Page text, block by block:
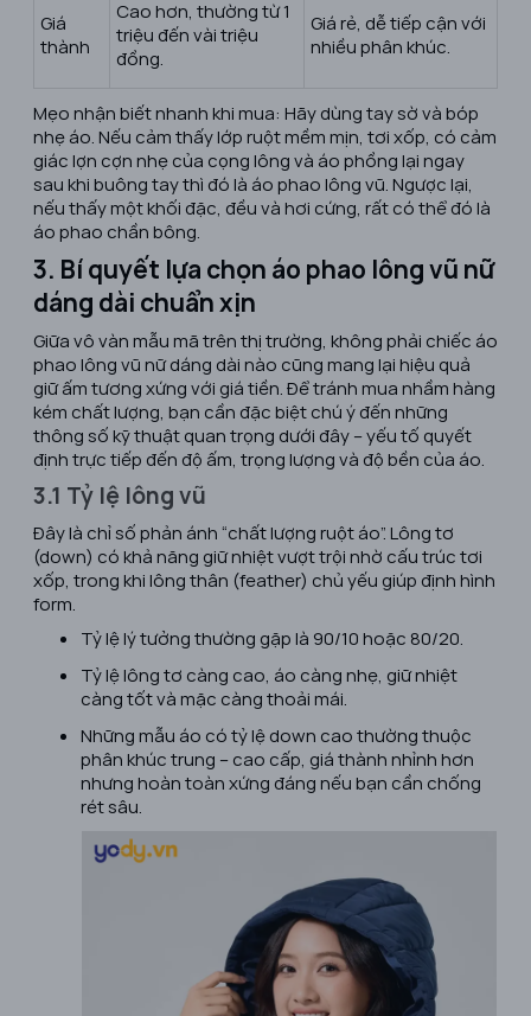
Giá
thành
Cao hơn, thường từ 1
triệu đến vài triệu
đồng.
Giá rẻ, dễ tiếp cận với
nhiều phân khúc.
Mẹo nhận biết nhanh khi mua: Hãy dùng tay sờ và bóp
nhẹ áo. Nếu cảm thấy lớp ruột mềm mịn, tơi xốp, có cảm
giác lợn cợn nhẹ của cọng lông và áo phồng lại ngay
sau khi buông tay thì đó là áo phao lông vũ. Ngược lại,
nếu thấy một khối đặc, đều và hơi cứng, rất có thể đó là
áo phao chần bông.
3. Bí quyết lựa chọn áo phao lông vũ nữ
dáng dài chuẩn xịn
Giữa vô vàn mẫu mã trên thị trường, không phải chiếc áo
phao lông vũ nữ dáng dài nào cũng mang lại hiệu quả
giữ ấm tương xứng với giá tiền. Để tránh mua nhầm hàng
kém chất lượng, bạn cần đặc biệt chú ý đến những
thông số kỹ thuật quan trọng dưới đây – yếu tố quyết
định trực tiếp đến độ ấm, trọng lượng và độ bền của áo.
3.1 Tỷ lệ lông vũ
Đây là chỉ số phản ánh “chất lượng ruột áo”. Lông tơ
(down) có khả năng giữ nhiệt vượt trội nhờ cấu trúc tơi
xốp, trong khi lông thân (feather) chủ yếu giúp định hình
form.
Tỷ lệ lý tưởng thường gặp là 90/10 hoặc 80/20.
Tỷ lệ lông tơ càng cao, áo càng nhẹ, giữ nhiệt
càng tốt và mặc càng thoải mái.
Những mẫu áo có tỷ lệ down cao thường thuộc
phân khúc trung – cao cấp, giá thành nhỉnh hơn
nhưng hoàn toàn xứng đáng nếu bạn cần chống
rét sâu.